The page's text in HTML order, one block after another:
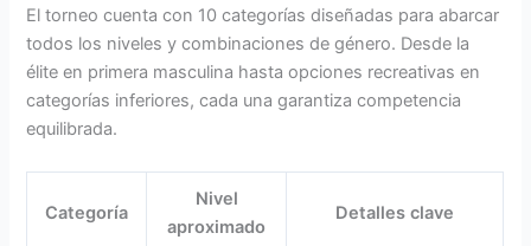
El torneo cuenta con 10 categorías diseñadas para abarcar
todos los niveles y combinaciones de género. Desde la
élite en primera masculina hasta opciones recreativas en
categorías inferiores, cada una garantiza competencia
equilibrada.
Categoría
Nivel
aproximado
Detalles clave